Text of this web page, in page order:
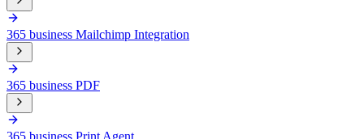
365 business Mailchimp Integration
365 business PDF
365 business Print Agent